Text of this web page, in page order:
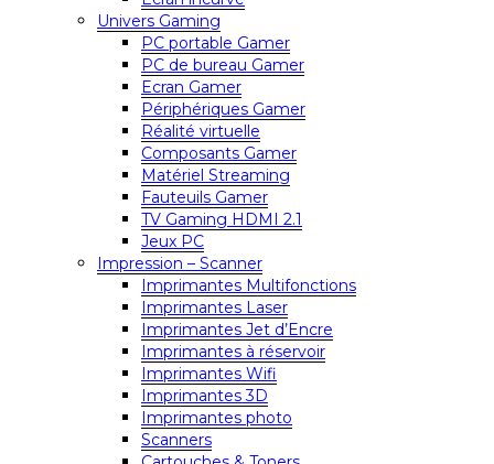
Univers Gaming
PC portable Gamer
PC de bureau Gamer
Ecran Gamer
Périphériques Gamer
Réalité virtuelle
Composants Gamer
Matériel Streaming
Fauteuils Gamer
TV Gaming HDMI 2.1
Jeux PC
Impression – Scanner
Imprimantes Multifonctions
Imprimantes Laser
Imprimantes Jet d’Encre
Imprimantes à réservoir
Imprimantes Wifi
Imprimantes 3D
Imprimantes photo
Scanners